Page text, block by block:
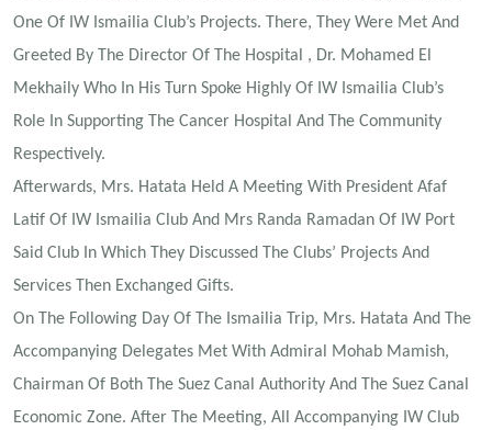
One Of IW Ismailia Club’s Projects. There, They Were Met And
Greeted By The Director Of The Hospital , Dr. Mohamed El
Mekhaily Who In His Turn Spoke Highly Of IW Ismailia Club’s
Role In Supporting The Cancer Hospital And The Community
Respectively.
Afterwards, Mrs. Hatata Held A Meeting With President Afaf
Latif Of IW Ismailia Club And Mrs Randa Ramadan Of IW Port
Said Club In Which They Discussed The Clubs’ Projects And
Services Then Exchanged Gifts.
On The Following Day Of The Ismailia Trip, Mrs. Hatata And The
Accompanying Delegates Met With Admiral Mohab Mamish,
Chairman Of Both The Suez Canal Authority And The Suez Canal
Economic Zone. After The Meeting, All Accompanying IW Club